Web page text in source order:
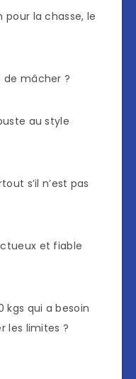
la chasse, le
mâcher ?
au style
s’il n’est pas
et fiable
kgs qui a besoin
les limites ?